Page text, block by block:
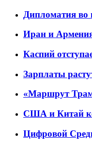
Дипломатия во
Иран и
Каспий
Зарплаты
«Маршрут
США и Китай
Цифровой